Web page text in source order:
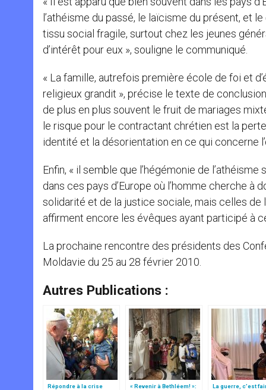
l’athéisme du passé, le laïcisme du présent, et
tissu social fragile, surtout chez les jeunes
d’intérêt pour eux », souligne le communiqué.
« La famille, autrefois première école de foi et
religieux grandit », précise le texte de
de plus en plus souvent le fruit de mariages
le risque pour le contractant chrétien est la
identité et la désorientation en ce qui concerne
Enfin, « il semble que l’hégémonie de
dans ces pays d’Europe où l’homme cherche à
solidarité et de la justice sociale, mais celles de
affirment encore les évêques ayant participé à
La prochaine rencontre des présidents des
Moldavie du 25 au 28 février 2010.
Autres Publications :
Répondre à la crise
« Revenir à Bethléem! »:
La guerre, c’est